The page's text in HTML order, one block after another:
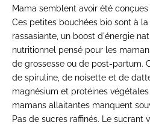
Mama semblent avoir été
Ces petites bouchées bio sont à
rassasiante, un boost d'énergie
nutritionnel pensé pour les
de grossesse ou de post-partum.
de spiruline, de noisette et de
magnésium et protéines
mamans allaitantes manquent
Pas de sucres raffinés. Le sucrant